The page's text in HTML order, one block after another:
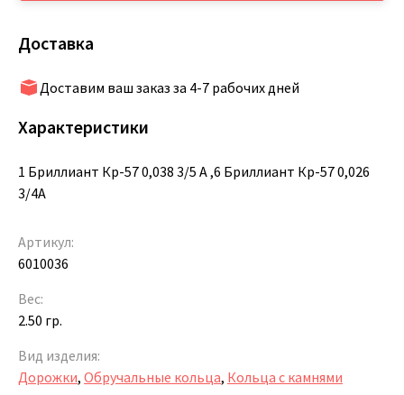
Доставка
Доставим ваш заказ за 4-7 рабочих дней
Характеристики
1 Бриллиант Кр-57 0,038 3/5 А ,6 Бриллиант Кр-57 0,026
3/4А
Артикул:
6010036
Вес:
2.50 гр.
Вид изделия:
Дорожки, Обручальные кольца, Кольца с камнями